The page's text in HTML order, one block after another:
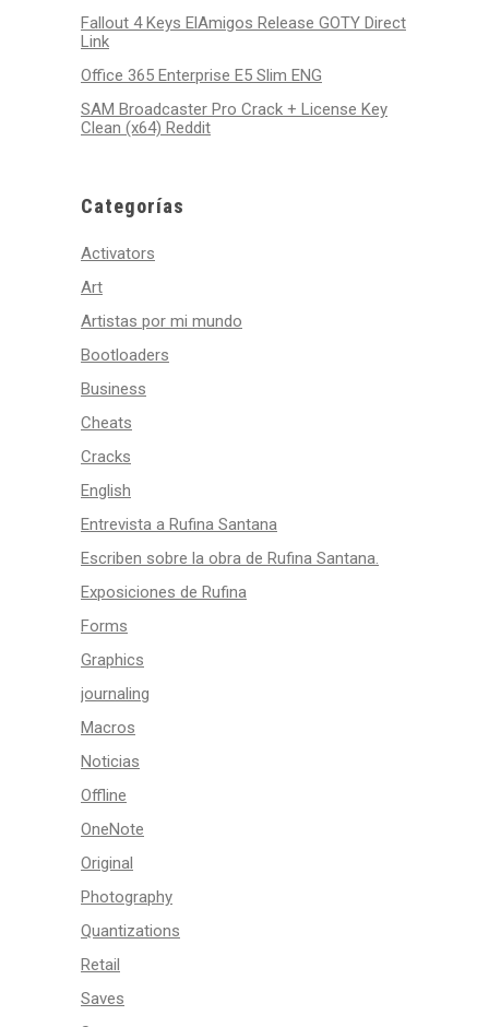
Fallout 4 Keys ElAmigos Release GOTY Direct
Link
Office 365 Enterprise E5 Slim ENG
SAM Broadcaster Pro Crack + License Key
Clean (x64) Reddit
Categorías
Activators
Art
Artistas por mi mundo
Bootloaders
Business
Cheats
Cracks
English
Entrevista a Rufina Santana
Escriben sobre la obra de Rufina Santana.
Exposiciones de Rufina
Forms
Graphics
journaling
Macros
Noticias
Offline
OneNote
Original
Photography
Quantizations
Retail
Saves